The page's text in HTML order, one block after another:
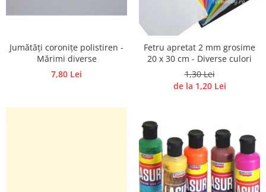
Jumătăți coronițe polistiren -
Mărimi diverse
7,80 Lei
Fetru apretat 2 mm grosime
20 x 30 cm - Diverse culori
1,30 Lei
de la 1,20 Lei